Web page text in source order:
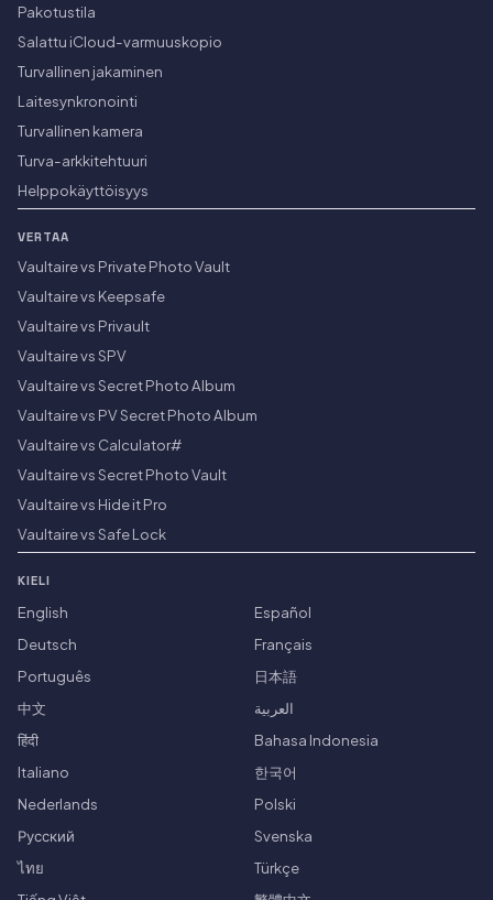
Pakotustila
Salattu iCloud-varmuuskopio
Turvallinen jakaminen
Laitesynkronointi
Turvallinen kamera
Turva-arkkitehtuuri
Helppokäyttöisyys
VERTAA
Vaultaire vs Private Photo Vault
Vaultaire vs Keepsafe
Vaultaire vs Privault
Vaultaire vs SPV
Vaultaire vs Secret Photo Album
Vaultaire vs PV Secret Photo Album
Vaultaire vs Calculator#
Vaultaire vs Secret Photo Vault
Vaultaire vs Hide it Pro
Vaultaire vs Safe Lock
KIELI
English
Español
Deutsch
Français
Português
日本語
中文
العربية
हिंदी
Bahasa Indonesia
Italiano
한국어
Nederlands
Polski
Русский
Svenska
ไทย
Türkçe